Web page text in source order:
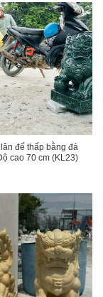
đế thấp bằng đá
cao 70 cm (KL23)